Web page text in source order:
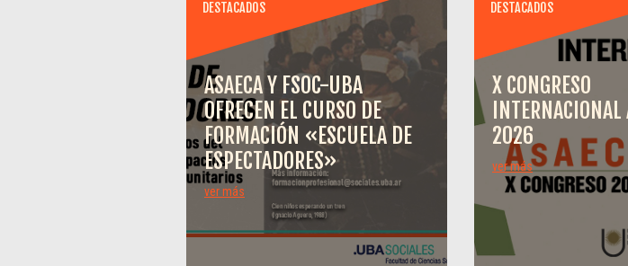
DESTACADOS
ASAECA Y FSOC-UBA
OFRECEN EL CURSO DE
FORMACIÓN «ESCUELA DE
ESPECTADORES»
ver más
DESTACADOS
X CONGRESO
INTERNACIONAL
2026
ver más